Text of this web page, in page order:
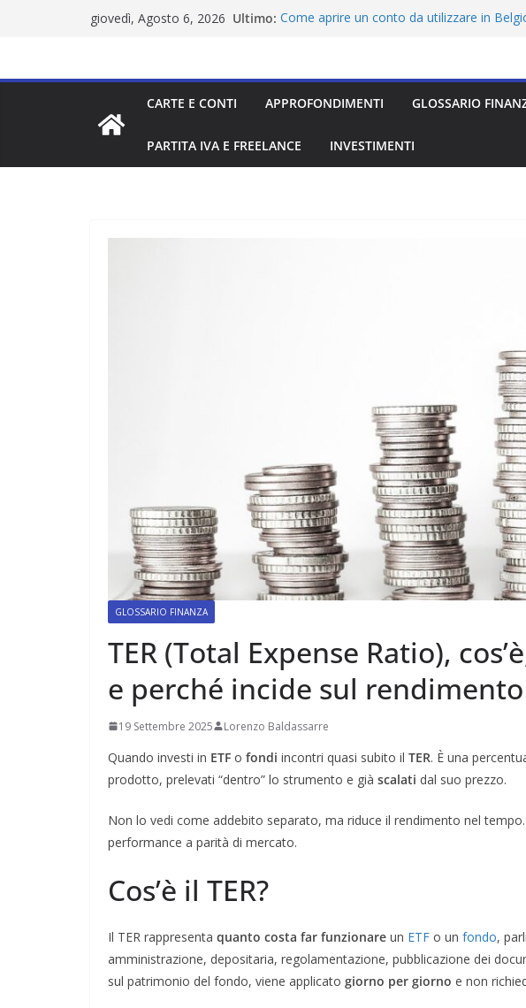
giovedì, Agosto 6, 2026 Ultimo: Come aprire un conto da utilizzare in
multivaluta
ancora la residenza
CARTE E CONTI APPROFONDIMENTI GLOSSARIO
PARTITA IVA E FREELANCE INVESTIMENTI
GLOSSARIO FINANZA
TER (Total Expense Ratio),
e perché incide sul rendimento
19 Settembre 2025 Lorenzo Baldassarre
Quando investi in ETF o fondi incontri quasi subito il TER. È una
prodotto, prelevati “dentro” lo strumento e già scalati dal suo prezzo.
Non lo vedi come addebito separato, ma riduce il rendimento nel
performance a parità di mercato.
Cos’è il TER?
Il TER rappresenta quanto costa far funzionare un ETF o un fondo,
amministrazione, depositaria, regolamentazione, pubblicazione dei
sul patrimonio del fondo, viene applicato giorno per giorno e non